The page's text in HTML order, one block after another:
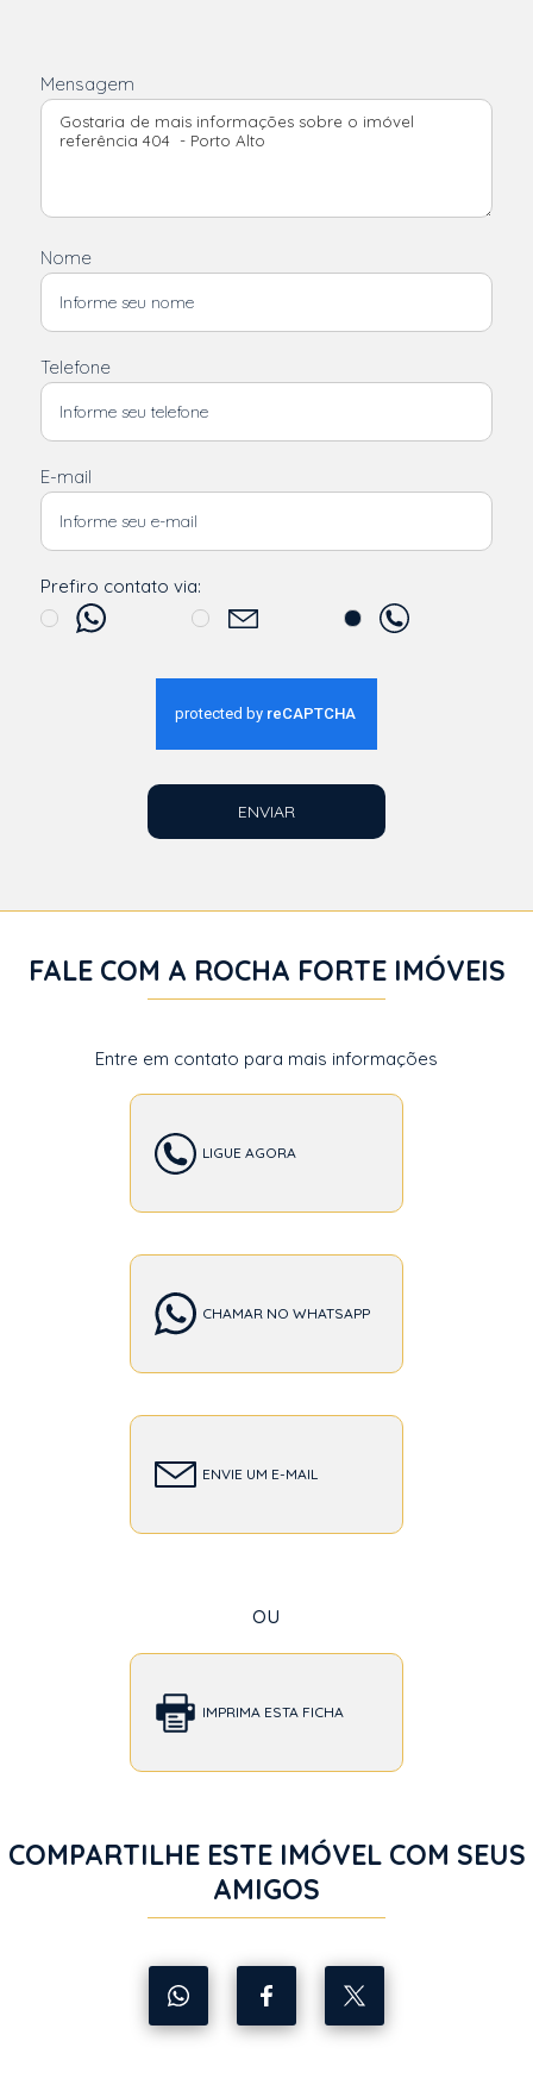
Mensagem
Nome
Telefone
E-mail
Prefiro contato via:
ENVIAR
FALE COM A ROCHA FORTE IMÓVEIS
Entre em contato para mais informações
LIGUE AGORA
CHAMAR NO WHATSAPP
ENVIE UM E-MAIL
ou
IMPRIMA ESTA FICHA
COMPARTILHE ESTE IMÓVEL COM SEUS
AMIGOS